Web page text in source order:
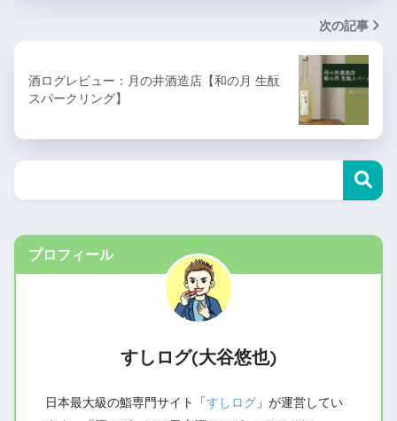
次の記事
酒ログレビュー：月の井酒造店【和の月 生酛
スパークリング】
プロフィール
すしログ(大谷悠也)
日本最大級の鮨専門サイト「すしログ」が運営してい